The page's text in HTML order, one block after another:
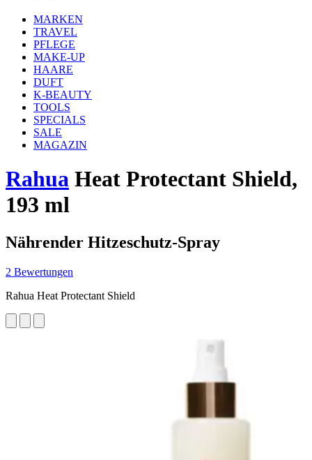
MARKEN
TRAVEL
PFLEGE
MAKE-UP
HAARE
DUFT
K-BEAUTY
TOOLS
SPECIALS
SALE
MAGAZIN
Rahua Heat Protectant Shield,
193 ml
Nährender Hitzeschutz-Spray
2 Bewertungen
Rahua Heat Protectant Shield